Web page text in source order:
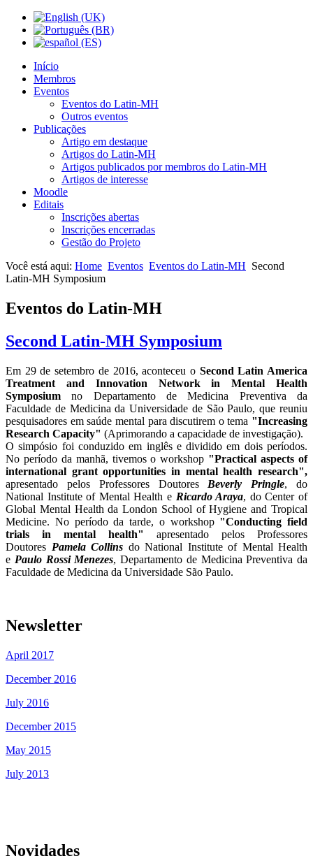
Início
Membros
Eventos
Eventos do Latin-MH
Outros eventos
Publicações
Artigo em destaque
Artigos do Latin-MH
Artigos publicados por membros do Latin-MH
Artigos de interesse
Moodle
Editais
Inscrições abertas
Inscrições encerradas
Gestão do Projeto
Você está aqui: Home Eventos Eventos do Latin-MH Second
Latin-MH Symposium
Eventos do Latin-MH
Second Latin-MH Symposium
Em 29 de setembro de 2016, aconteceu oSecond Latin America
Treatment and Innovation Network in Mental Health
Symposium no Departamento de Medicina Preventiva da
Faculdade de Medicina da Universidade de São Paulo, que reuniu
pesquisadores em saúde mental para discutirem o tema "Increasing
Research Capacity" (Aprimorando a capacidade de investigação).
O simpósio foi conduzido em inglês e dividido em dois períodos.
No período da manhã, tivemos o workshop "Practical aspects of
international grant opportunities in mental health research",
apresentado pelos Professores Doutores Beverly Pringle, do
National Institute of Mental Health e Ricardo Araya, do Center of
Global Mental Health da London School of Hygiene and Tropical
Medicine. No período da tarde, o workshop "Conducting field
trials in mental health"
apresentado pelos Professores
Doutores Pamela Collins do National Institute of Mental Health
e Paulo Rossi Menezes, Departamento de Medicina Preventiva da
Faculdade de Medicina da Universidade São Paulo.
Newsletter
April 2017
December 2016
July 2016
December 2015
May 2015
July 2013
Novidades